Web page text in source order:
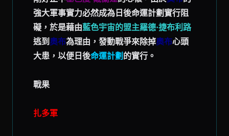
強大軍事實力必然成為日後命運計劃實行阻
礙，於是藉由藍色宇宙的盟主羅德·捷布利路
逃到 奧布為理由，發動戰爭來除掉奧布心頭
大患，以便日後命運計劃 的實行。
戰果
扎多軍